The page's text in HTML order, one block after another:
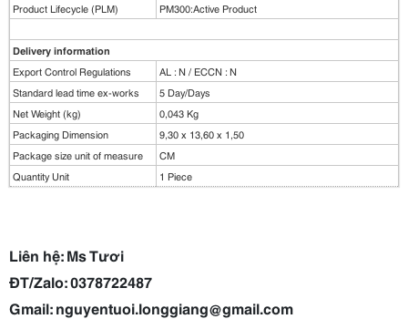
Product Lifecycle (PLM)
PM300:Active Product
Delivery information
Export Control Regulations
AL : N / ECCN : N
Standard lead time ex-works
5 Day/Days
Net Weight (kg)
0,043 Kg
Packaging Dimension
9,30 x 13,60 x 1,50
Package size unit of measure
CM
Quantity Unit
1 Piece
Liên hệ: Ms Tươi
ĐT/Zalo: 0378722487
Gmail: nguyentuoi.longgiang@gmail.com